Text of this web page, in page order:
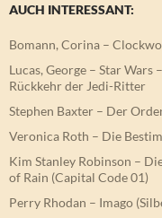
AUCH INTERESSANT:
Bomann, Corina –
Lucas, George – Star Wars
Rückkehr der Jedi-Ritter
Stephen Baxter – Der
Veronica Roth – Die
Kim Stanley Robinson –
of Rain (Capital Code 01)
Perry Rhodan – Imago